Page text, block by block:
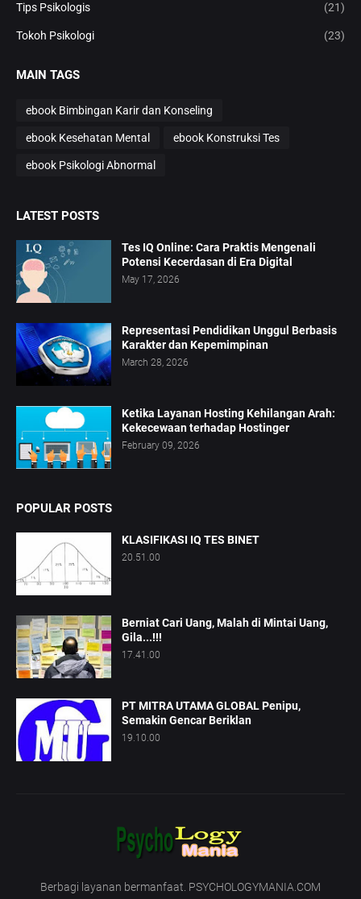
Tips Psikologis (21)
Tokoh Psikologi (23)
MAIN TAGS
ebook Bimbingan Karir dan Konseling
ebook Kesehatan Mental ebook Konstruksi Tes
ebook Psikologi Abnormal
LATEST POSTS
Tes IQ Online: Cara Praktis Mengenali
Potensi Kecerdasan di Era Digital
May 17, 2026
Representasi Pendidikan Unggul Berbasis
Karakter dan Kepemimpinan
March 28, 2026
Ketika Layanan Hosting Kehilangan Arah:
Kekecewaan terhadap Hostinger
February 09, 2026
POPULAR POSTS
KLASIFIKASI IQ TES BINET
20.51.00
Berniat Cari Uang, Malah di Mintai Uang,
Gila...!!!
17.41.00
PT MITRA UTAMA GLOBAL Penipu,
Semakin Gencar Beriklan
19.10.00
Berbagi layanan bermanfaat. PSYCHOLOGYMANIA.COM